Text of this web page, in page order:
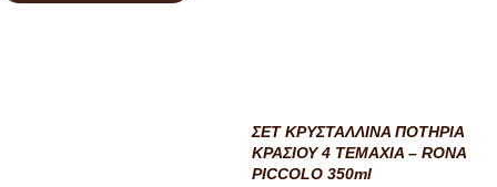
ΣΕΤ ΚΡΥΣΤΑΛΛΙΝΑ ΠΟΤΗΡΙΑ
ΚΡΑΣΙΟΥ 4 ΤΕΜΑΧΙΑ – RONA
PICCOLO 350ml